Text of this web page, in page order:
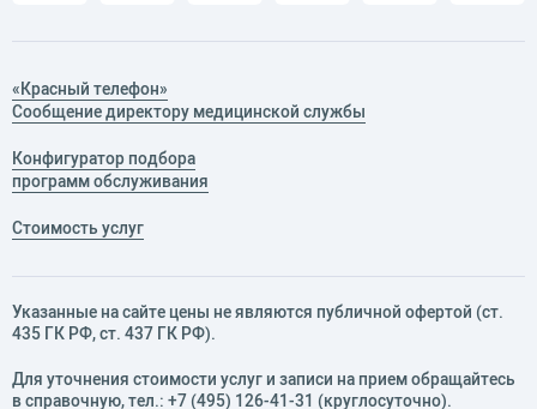
«Красный телефон»
Сообщение директору медицинской службы
Конфигуратор подбора
программ обслуживания
Стоимость услуг
Указанные на сайте цены не являются публичной офертой (ст.
435 ГК РФ, cт. 437 ГК РФ).
Для уточнения стоимости услуг и записи на прием обращайтесь
в справочную, тел.: +7 (495) 126-41-31 (круглосуточно).